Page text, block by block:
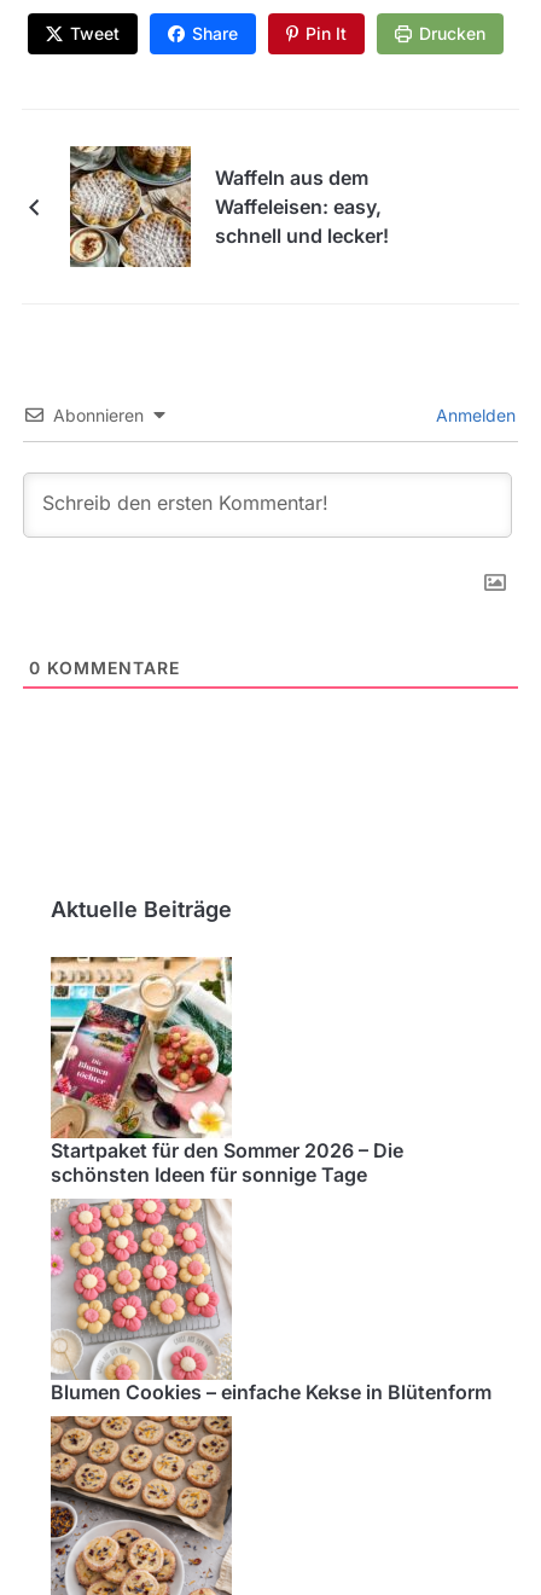
Tweet Share Pin It Drucken
Waffeln aus dem
Waffeleisen: easy,
schnell und lecker!
Abonnieren Anmelden
0 KOMMENTARE
Aktuelle Beiträge
Startpaket für den Sommer 2026 – Die
schönsten Ideen für sonnige Tage
Blumen Cookies – einfache Kekse in Blütenform